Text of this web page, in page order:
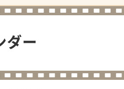
ダー